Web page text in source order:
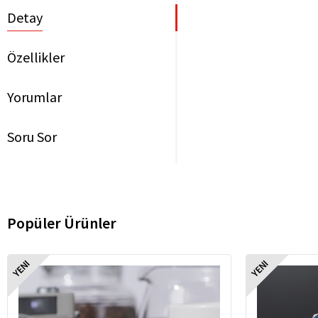
Detay
Özellikler
Yorumlar
Soru Sor
Popüler Ürünler
YENI YENI